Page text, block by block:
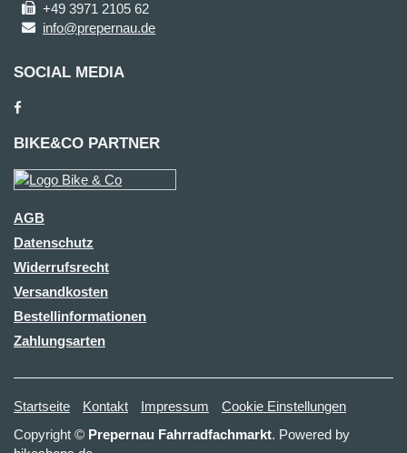
+49 3971 2105 62
info@prepernau.de
SOCIAL MEDIA
BIKE&CO PARTNER
AGB
Datenschutz
Widerrufsrecht
Versandkosten
Bestellinformationen
Zahlungsarten
Startseite Kontakt Impressum
Cookie Einstellungen
Copyright © Prepernau Fahrradfachmarkt. Powered by